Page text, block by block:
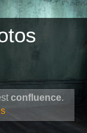
confluence.